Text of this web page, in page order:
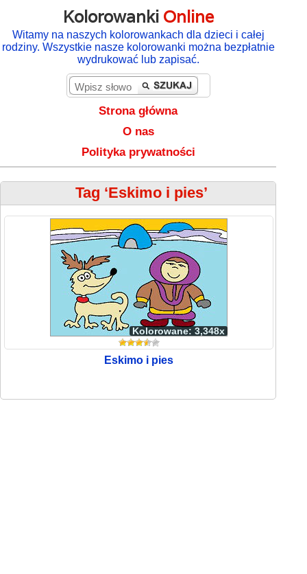
Kolorowanki Online
Witamy na naszych kolorowankach dla dzieci i całej
rodziny. Wszystkie nasze kolorowanki można bezpłatnie
wydrukować lub zapisać.
Strona główna
O nas
Polityka prywatności
Tag ‘Eskimo i pies’
Kolorowane: 3,348x
Eskimo i pies